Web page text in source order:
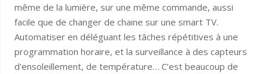
même de la lumière, sur une même commande, aussi
facile que de changer de chaine sur une smart TV.
Automatiser en déléguant les tâches répétitives à une
programmation horaire, et la surveillance à des capteurs
d'ensoleillement, de température… C’est beaucoup de